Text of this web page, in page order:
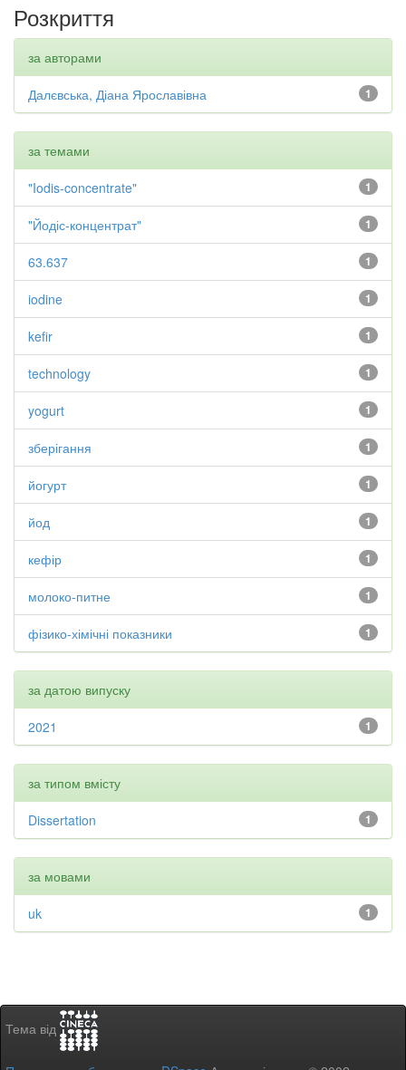
Розкриття
за авторами
1
Далєвська, Діана Ярославівна
за темами
1
"Iodis-concentrate"
1
"Йодіс-концентрат"
1
63.637
1
iodine
1
kefir
1
technology
1
yogurt
1
зберігання
1
йогурт
1
йод
1
кефір
1
молоко-питне
1
фізико-хімічні показники
за датою випуску
1
2021
за типом вмісту
1
Dissertation
за мовами
1
uk
Тема від